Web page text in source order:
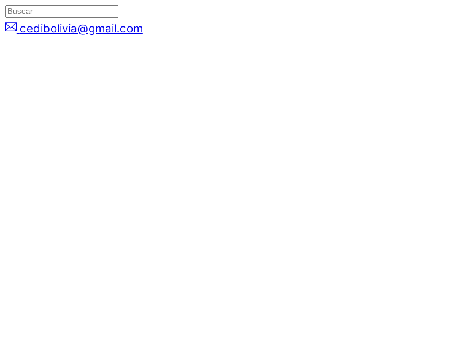
cedibolivia@gmail.com